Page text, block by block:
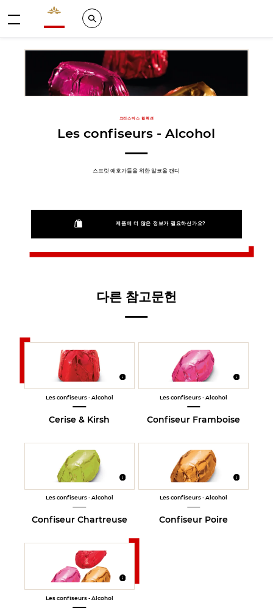
Valrhona - Imaginons le meilleur du chocolat
Search
크리스마스 컬렉션
Les confiseurs - Alcohol
스프릿 애호가들을 위한 알코올 캔디
제품에 더 많은 정보가 필요하신가요?
다른 참고문헌
Les confiseurs - Alcohol
Cerise & Kirsh
Les confiseurs - Alcohol
Confiseur Framboise
Les confiseurs - Alcohol
Confiseur Chartreuse
Les confiseurs - Alcohol
Confiseur Poire
Les confiseurs - Alcohol